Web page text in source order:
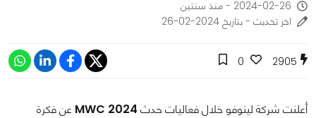
2024-02-26 - منذ سنتين
اخر تحديث - بتاريخ 2024-02-26
2905
0
أعلنت شركة لينوفو خلال فعاليات حدث MWC 2024 عن فكرة